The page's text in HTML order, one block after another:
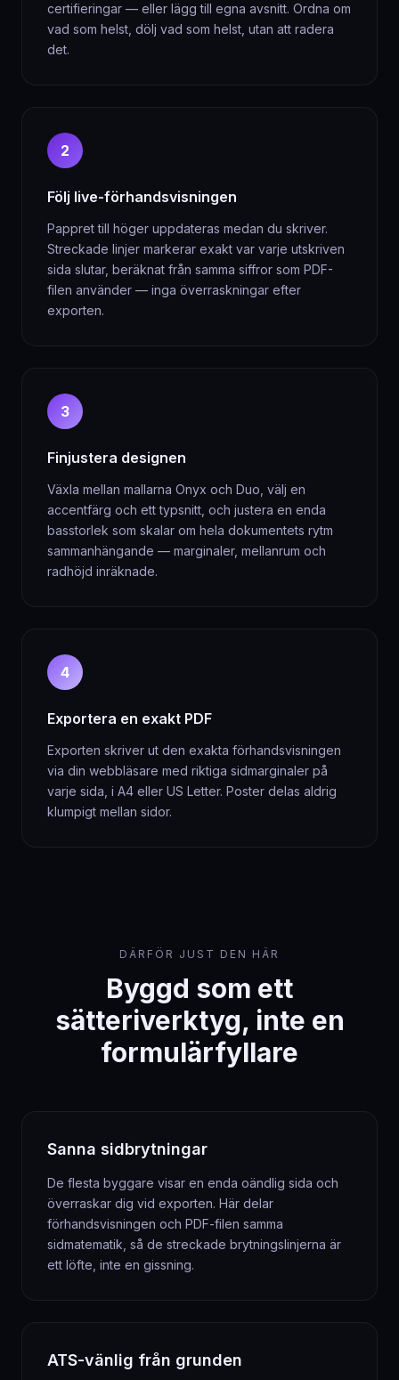
certifieringar — eller lägg till egna avsnitt. Ordna om
vad som helst, dölj vad som helst, utan att radera
det.
2
Följ live-förhandsvisningen
Pappret till höger uppdateras medan du skriver.
Streckade linjer markerar exakt var varje utskriven
sida slutar, beräknat från samma siffror som PDF-
filen använder — inga överraskningar efter
exporten.
3
Finjustera designen
Växla mellan mallarna Onyx och Duo, välj en
accentfärg och ett typsnitt, och justera en enda
basstorlek som skalar om hela dokumentets rytm
sammanhängande — marginaler, mellanrum och
radhöjd inräknade.
4
Exportera en exakt PDF
Exporten skriver ut den exakta förhandsvisningen
via din webbläsare med riktiga sidmarginaler på
varje sida, i A4 eller US Letter. Poster delas aldrig
klumpigt mellan sidor.
DÄRFÖR JUST DEN HÄR
Byggd som ett
sätteriverktyg, inte en
formulärfyllare
Sanna sidbrytningar
De flesta byggare visar en enda oändlig sida och
överraskar dig vid exporten. Här delar
förhandsvisningen och PDF-filen samma
sidmatematik, så de streckade brytningslinjerna är
ett löfte, inte en gissning.
ATS-vänlig från grunden